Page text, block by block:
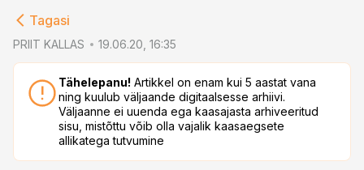
Tagasi
PRIIT KALLAS 19.06.20, 16:35
Tähelepanu! Artikkel on enam kui 5 aastat vana
ning kuulub väljaande digitaalsesse arhiivi.
Väljaanne ei uuenda ega kaasajasta arhiveeritud
sisu, mistõttu võib olla vajalik kaasaegsete
allikatega tutvumine